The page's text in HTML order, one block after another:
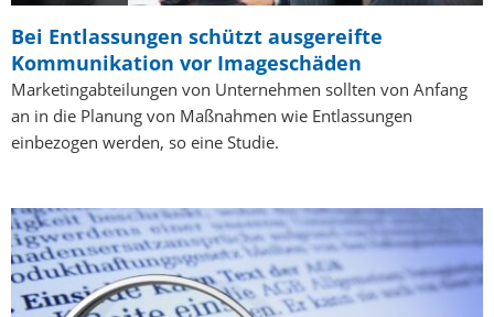
Bei Entlassungen schützt ausgereifte
Kommunikation vor Imageschäden
Marketingabteilungen von Unternehmen sollten von Anfang
an in die Planung von Maßnahmen wie Entlassungen
einbezogen werden, so eine Studie.